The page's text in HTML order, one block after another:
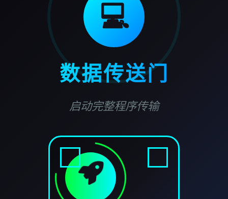
💻
数据传送门
启动完整程序传输